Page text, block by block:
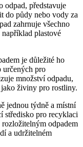
odpad, představuje
do ⁢půdy nebo vody za
zahrnuje⁤ všechno​
plastové
je důležité ⁤ho
určených pro
množství odpadu,⁣
živiny pro rostliny.
jednou týdně ⁣a místní
středisko pro ‌recyklaci
odpadem⁣
a udržitelném